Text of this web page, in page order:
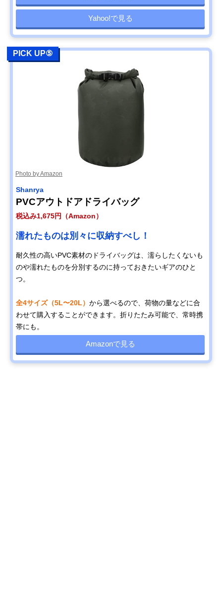
Yahoo!で見る
PICK UP⑤
Photo by Amazon
Shanrya
PVCアウトドアドライバッグ
税込み1,675円（Amazon）
濡れたものは別々に収納すべし！
耐久性の高いPVC素材のドライバッグは、濡らしたくないも
のや濡れたものを分別するのに持っておきたいギアのひと
つ。
全4サイズ（5L〜20L） から選べるので、荷物の量などに合
わせて購入することができます。折りたたみ可能で、常時携
帯にも。
Amazonで見る